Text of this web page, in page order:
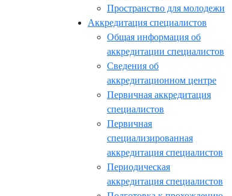
Пространство для молодежи
Аккредитация специалистов
Общая информация об
аккредитации специалистов
Сведения об
аккредитационном центре
Первичная аккредитация
специалистов
Первичная
специализированная
аккредитация специалистов
Периодическая
аккредитация специалистов